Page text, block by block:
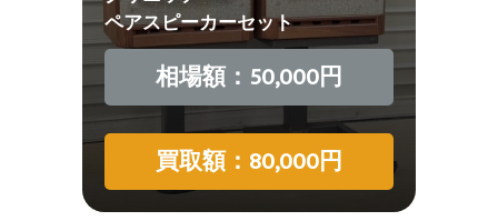
ペアスピーカーセット
相場額：50,000円
買取額：80,000円